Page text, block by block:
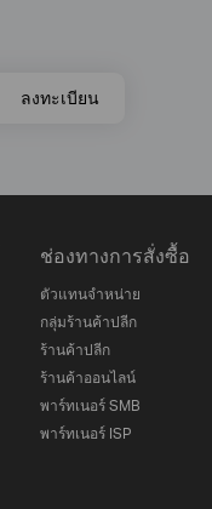
ลงทะเบียน
ช่องทางการสั่งซื้อ
ตัวแทนจำหน่าย
กลุ่มร้านค้าปลีก
ร้านค้าปลีก
ร้านค้าออนไลน์
พาร์ทเนอร์ SMB
พาร์ทเนอร์ ISP